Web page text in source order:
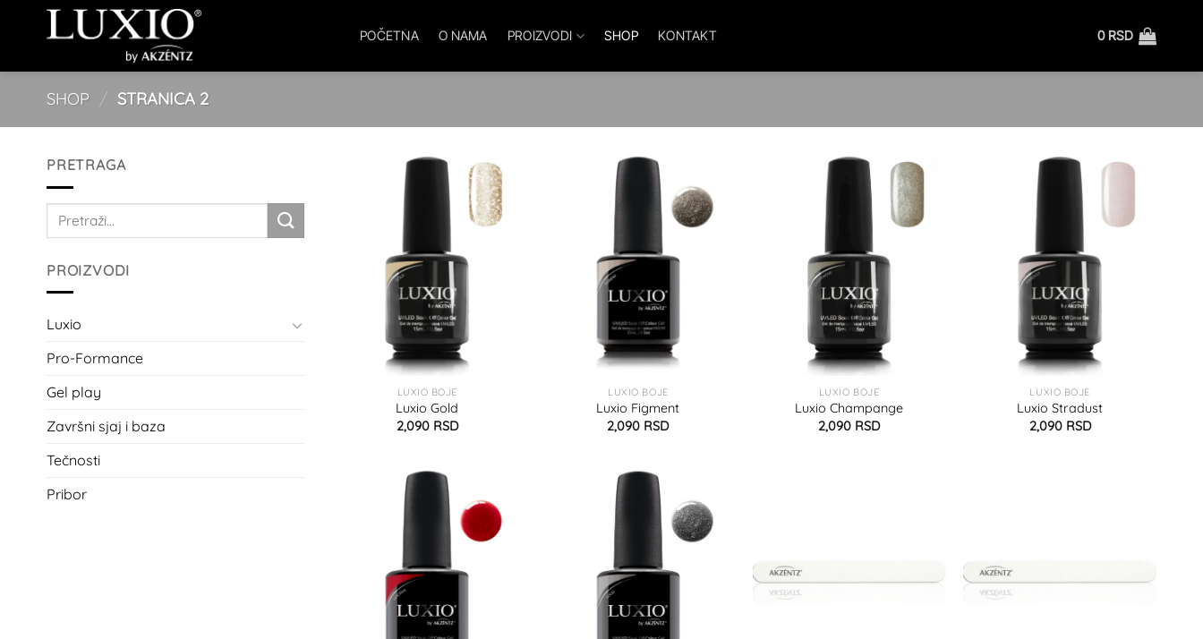
POČETNA O NAMA PROIZVODI SHOP KONTAKT 0 RSD
SHOP / STRANICA 2
PRETRAGA
PROIZVODI
Luxio
Pro-Formance
Gel play
Završni sjaj i baza
Tečnosti
Pribor
LUXIO BOJE
Luxio Gold
2,090 RSD
LUXIO BOJE
Luxio Figment
2,090 RSD
LUXIO BOJE
Luxio Champange
2,090 RSD
LUXIO BOJE
Luxio Stradust
2,090 RSD